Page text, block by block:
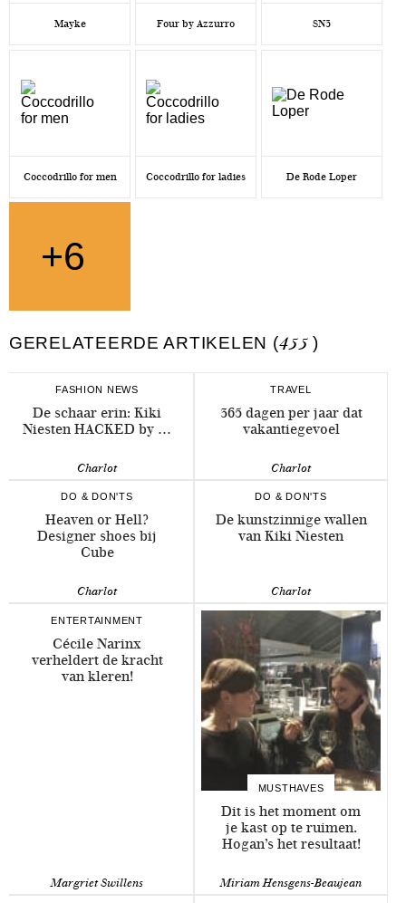
Mayke Four by Azzurro SN3
Coccodrillo for men Coccodrillo for ladies De Rode Loper
+6
GERELATEERDE ARTIKELEN (455 )
FASHION NEWS
De schaar erin: Kiki
Niesten HACKED by …
Charlot
TRAVEL
365 dagen per jaar dat
vakantiegevoel
Charlot
DO & DON'TS
Heaven or Hell?
Designer shoes bij
Cube
Charlot
DO & DON'TS
De kunstzinnige wallen
van Kiki Niesten
Charlot
ENTERTAINMENT
Cécile Narinx
verheldert de kracht
van kleren!
Margriet Swillens
MUSTHAVES
Dit is het moment om
je kast op te ruimen.
Hogan’s het resultaat!
Miriam Hensgens-Beaujean